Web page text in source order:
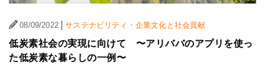
08/09/2022 | サステナビリティ · 企業文化と社会貢献
低炭素社会の実現に向けて 〜アリババのアプリを使っ
た低炭素な暮らしの一例〜